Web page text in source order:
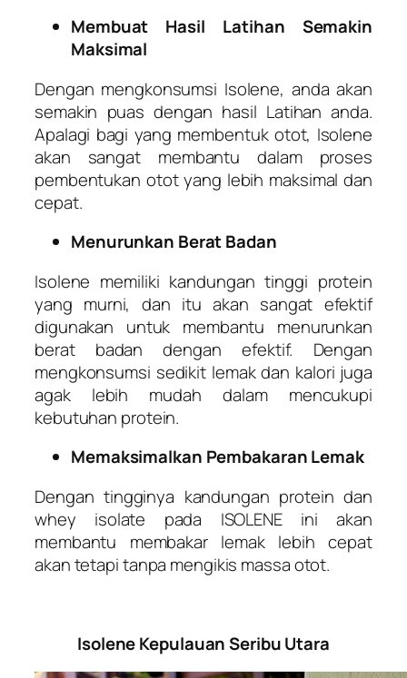
Membuat Hasil Latihan Semakin
Maksimal
Dengan mengkonsumsi Isolene, anda akan
semakin puas dengan hasil Latihan anda.
Apalagi bagi yang membentuk otot, Isolene
akan sangat membantu dalam proses
pembentukan otot yang lebih maksimal dan
cepat.
Menurunkan Berat Badan
Isolene memiliki kandungan tinggi protein
yang murni, dan itu akan sangat efektif
digunakan untuk membantu menurunkan
berat badan dengan efektif. Dengan
mengkonsumsi sedikit lemak dan kalori juga
agak lebih mudah dalam mencukupi
kebutuhan protein.
Memaksimalkan Pembakaran Lemak
Dengan tingginya kandungan protein dan
whey isolate pada ISOLENE ini akan
membantu membakar lemak lebih cepat
akan tetapi tanpa mengikis massa otot.
Isolene Kepulauan Seribu Utara